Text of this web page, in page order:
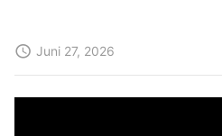
Juni 27, 2026